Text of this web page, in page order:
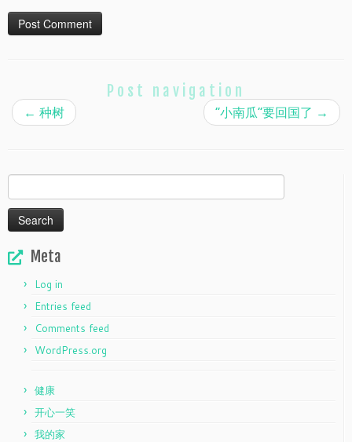
Post navigation
← 种树 “小南瓜”要回国了 →
for:
Meta
Log in
Entries feed
Comments feed
WordPress.org
健康
开心一笑
我的家